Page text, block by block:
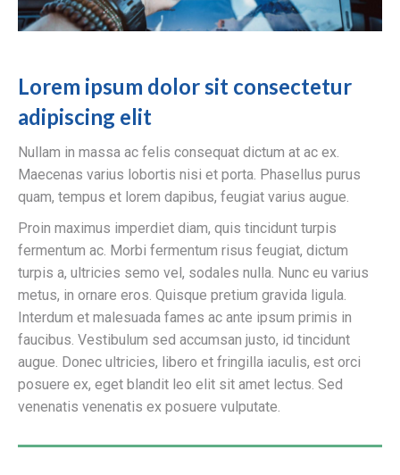
Lorem ipsum dolor sit consectetur
adipiscing elit
Nullam in massa ac felis consequat dictum at ac ex.
Maecenas varius lobortis nisi et porta. Phasellus purus
quam, tempus et lorem dapibus, feugiat varius augue.
Proin maximus imperdiet diam, quis tincidunt turpis
fermentum ac. Morbi fermentum risus feugiat, dictum
turpis a, ultricies semo vel, sodales nulla. Nunc eu varius
metus, in ornare eros. Quisque pretium gravida ligula.
Interdum et malesuada fames ac ante ipsum primis in
faucibus. Vestibulum sed accumsan justo, id tincidunt
augue. Donec ultricies, libero et fringilla iaculis, est orci
posuere ex, eget blandit leo elit sit amet lectus. Sed
venenatis venenatis ex posuere vulputate.